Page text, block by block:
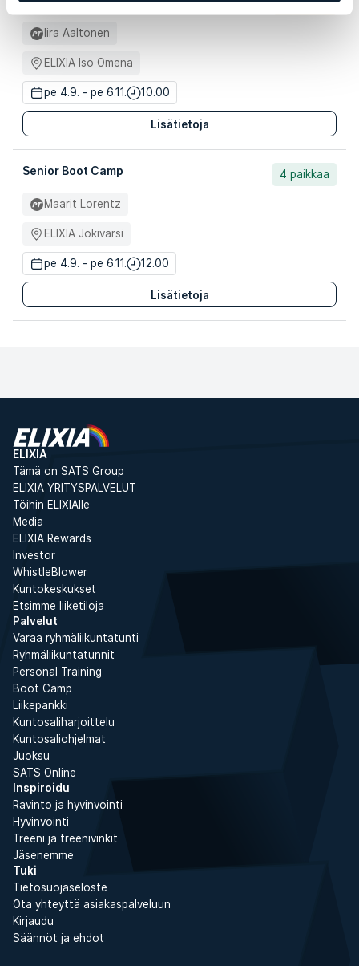
Iira Aaltonen
ELIXIA Iso Omena
pe 4.9. - pe 6.11. 10.00
2 paikkaa
Lisätietoja
Senior Boot Camp
Maarit Lorentz
ELIXIA Jokivarsi
pe 4.9. - pe 6.11. 12.00
4 paikkaa
Lisätietoja
ELIXIA
Tämä on SATS Group
ELIXIA YRITYSPALVELUT
Töihin ELIXIAlle
Media
ELIXIA Rewards
Investor
WhistleBlower
Kuntokeskukset
Etsimme liiketiloja
Palvelut
Varaa ryhmäliikuntatunti
Ryhmäliikuntatunnit
Personal Training
Boot Camp
Liikepankki
Kuntosaliharjoittelu
Kuntosaliohjelmat
Juoksu
SATS Online
Inspiroidu
Ravinto ja hyvinvointi
Hyvinvointi
Treeni ja treenivinkit
Jäsenemme
Tuki
Tietosuojaseloste
Ota yhteyttä asiakaspalveluun
Kirjaudu
Säännöt ja ehdot